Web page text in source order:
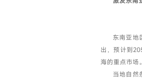
东南亚地
出，预计到
海的重点市场
当地自然